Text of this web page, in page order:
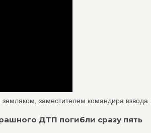
заместителем командира взвода
ДТП погибли сразу пять